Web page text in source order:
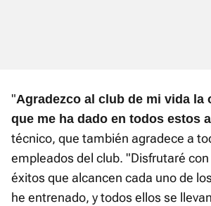
"Agradezco al club de mi vida la
que me ha dado en todos estos
técnico, que también agradece a
empleados del club. "Disfrutaré
éxitos que alcancen cada uno de
he entrenado, y todos ellos se